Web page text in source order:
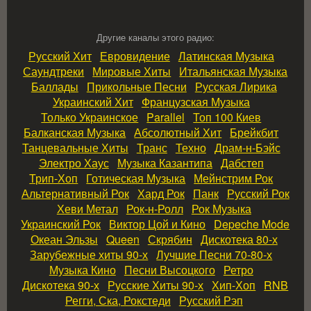
Другие каналы этого радио:
Русский Хит Евровидение Латинская Музыка
Саундтреки
Мировые Хиты
Итальянская Музыка
Баллады
Прикольные Песни
Русская Лирика
Украинский Хит Французская Музыка
Только Украинское Parallel Топ 100 Киев
Балканская Музыка Абсолютный Хит Брейкбит
Танцевальные Хиты Транс Техно Драм‑н‑Бэйс
Электро Хаус Музыка Казантипа Дабстеп
Трип‑Хоп
Готическая Музыка Мейнстрим Рок
Альтернативный Рок Хард Рок Панк Русский Рок
Хеви Метал Рок‑н‑Ролл Рок Музыка
Украинский Рок Виктор Цой и Кино Depeche Mode
Океан Эльзы Queen Скрябин Дискотека 80‑х
Зарубежные хиты 90‑х Лучшие Песни 70‑80‑х
Музыка Кино Песни Высоцкого Ретро
Дискотека 90‑х Русские Хиты 90‑х Хип‑Хоп
RNB
Регги, Ска, Рокстеди
Русский Рэп